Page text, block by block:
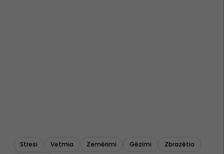
Stresi Vetmia Zemërimi Gëzimi
Zbrazëtia